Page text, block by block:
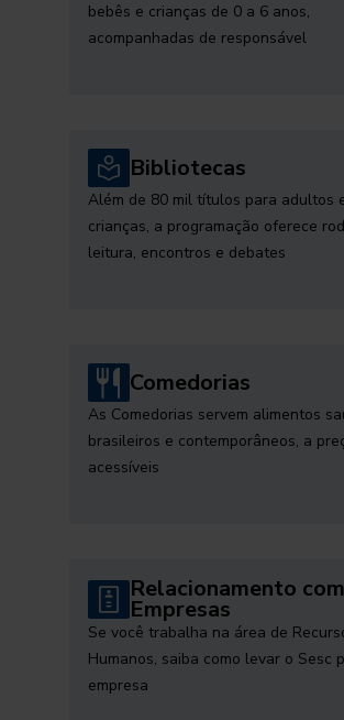
bebês e crianças de 0 a 6 anos,
acompanhadas de responsável
Bibliotecas
Além de 80 mil títulos para adultos
crianças, a programação oferece
leitura, encontros e debates
Comedorias
As Comedorias servem alimentos
brasileiros e contemporâneos, a
acessíveis
Relacionamento com
Empresas
Se você trabalha na área de
Humanos, saiba como levar o Sesc
empresa